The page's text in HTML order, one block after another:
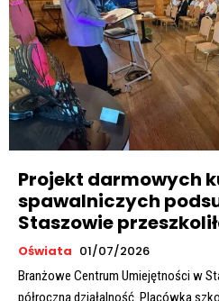
Projekt darmowych
spawalniczych
Staszowie
Oświata 01/07/2026
Branżowe Centrum Umiejętności w
półroczną działalność. Placówka